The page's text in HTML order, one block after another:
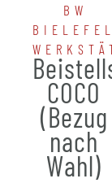
BW
COCO
(Bezug
nach
Wahl)